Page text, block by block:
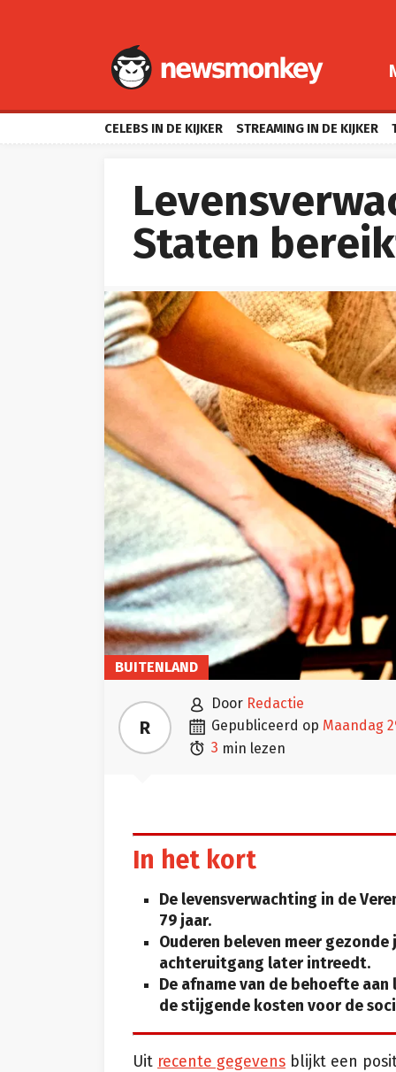
CELEBS IN DE KIJKER STREAMING IN DE KIJKER
Staten
BUITENLAND
R
 door Redactie
 gepubliceerd op maandag
 3 min lezen
In het kort
De levensverwachting in de
79 jaar.
Ouderen beleven meer
achteruitgang later intreedt.
De afname van de behoefte
de stijgende kosten voor de
Uit recente gegevens blijkt een